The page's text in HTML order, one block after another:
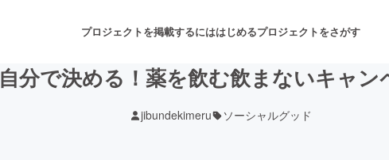
プロジェクトを掲載するにははじめるプロジェクトをさがす
自分で決める！薬を飲む飲まないキャン
jibundekimeru ソーシャルグッド